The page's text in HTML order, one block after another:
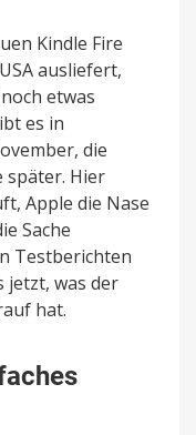
Kindle Fire
ausliefert,
etwas
es in
die
später. Hier
Apple die Nase
Sache
Testberichten
jetzt, was der
hat.